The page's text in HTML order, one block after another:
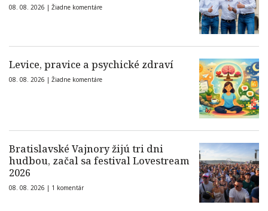
08. 08. 2026 | Žiadne komentáre
Levice, pravice a psychické zdraví
08. 08. 2026 | Žiadne komentáre
Bratislavské Vajnory žijú tri dni
hudbou, začal sa festival Lovestream
2026
08. 08. 2026 | 1 komentár